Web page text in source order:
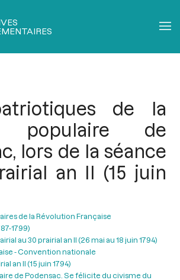
de la
populaire de
lors de la séance
an II (15 juin
de la Révolution Française
1799)
au 30 prairial an II (26 mai au 18 juin 1794)
- Convention nationale
an II (15 juin 1794)
de Podensac. Se félicite du civisme du